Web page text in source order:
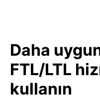
Daha
FTL/LTL
kullanın